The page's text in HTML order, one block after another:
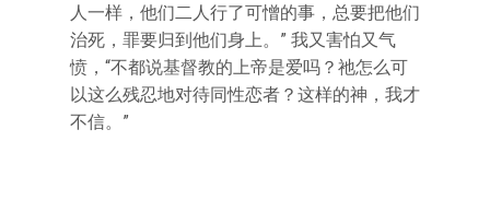
人一样，他们二人行了可憎的事，总要把他们
治死，罪要归到他们身上。” 我又害怕又气
愤，“不都说基督教的上帝是爱吗？祂怎么可
以这么残忍地对待同性恋者？这样的神，我才
不信。”